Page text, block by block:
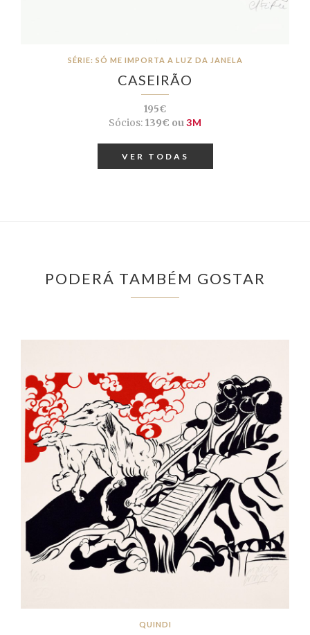
SÉRIE: SÓ ME IMPORTA A LUZ DA JANELA
CASEIRÃO
195€
Sócios:139€ ou3M
VER TODAS
PODERÁ TAMBÉM GOSTAR
QUINDI